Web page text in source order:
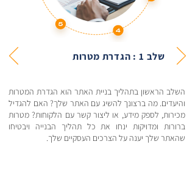
שלב 1 : הגדרת מטרות
השלב הראשון בתהליך בניית האתר הוא הגדרת המטרות
והיעדים. מה ברצונך להשיג עם האתר שלך? האם להגדיל
מכירות, לספק מידע, או ליצור קשר עם הלקוחות? מטרות
ברורות ומדויקות ינחו את כל תהליך הבנייה ויבטיחו
שהאתר שלך יענה על הצרכים העסקיים שלך.